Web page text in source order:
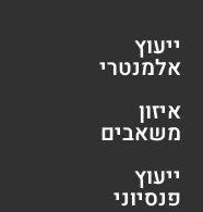
ייעוץ
אלמנטרי
איזון
משאבים
ייעוץ
פנסיוני